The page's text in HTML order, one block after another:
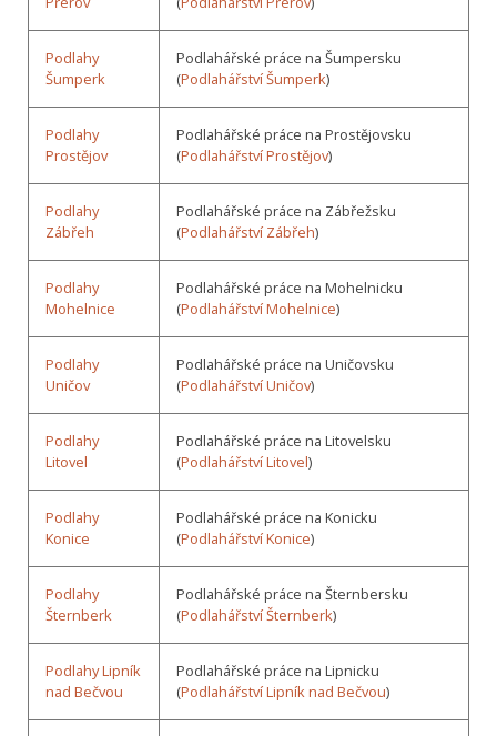
Podlahy
Šumperk
Podlahářské práce na Šumpersku
(Podlahářství Šumperk)
Podlahy
Prostějov
Podlahářské práce na Prostějovsku
(Podlahářství Prostějov)
Podlahy
Zábřeh
Podlahářské práce na Zábřežsku
(Podlahářství Zábřeh)
Podlahy
Mohelnice
Podlahářské práce na Mohelnicku
(Podlahářství Mohelnice)
Podlahy
Uničov
Podlahářské práce na Uničovsku
(Podlahářství Uničov)
Podlahy
Litovel
Podlahářské práce na Litovelsku
(Podlahářství Litovel)
Podlahy
Konice
Podlahářské práce na Konicku
(Podlahářství Konice)
Podlahy
Šternberk
Podlahářské práce na Šternbersku
(Podlahářství Šternberk)
Podlahy Lipník
nad Bečvou
Podlahářské práce na Lipnicku
(Podlahářství Lipník nad Bečvou)